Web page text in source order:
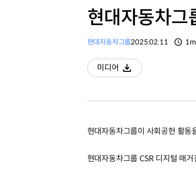
현대자동차그
현대자동차그룹2025.02.11
미디어
다운로드
현대자동차그룹이 사회공헌 활동
현대자동차그룹 CSR 디지털 매